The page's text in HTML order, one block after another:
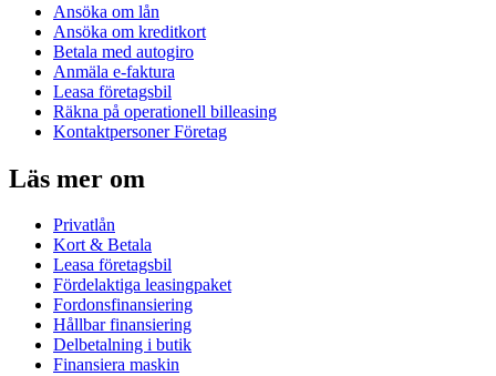
Ansöka om lån
Ansöka om kreditkort
Betala med autogiro
Anmäla e-faktura
Leasa företagsbil
Räkna på operationell billeasing
Kontaktpersoner Företag
Läs mer om
Privatlån
Kort & Betala
Leasa företagsbil
Fördelaktiga leasingpaket
Fordonsfinansiering
Hållbar finansiering
Delbetalning i butik
Finansiera maskin